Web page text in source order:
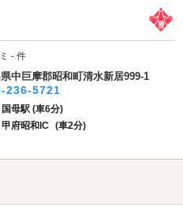
- 件
中巨摩郡昭和町清水新居999-1
236-5721
国母駅 (車6分)
甲府昭和IC (車2分)